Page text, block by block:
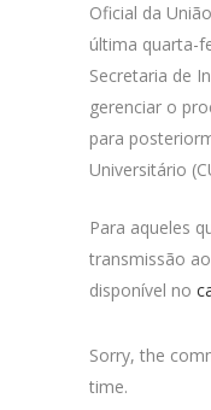
Oficial da
última quarta-
Secretaria de
gerenciar o
para
Universitário
Para aqueles
transmissão
disponível no
Sorry, the
time.